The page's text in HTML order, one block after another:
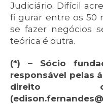
Judiciário. Difícil
fi gurar entre os 50
se fazer negócios
teórica é outra.
(*) – Sócio
responsável pelas
direito